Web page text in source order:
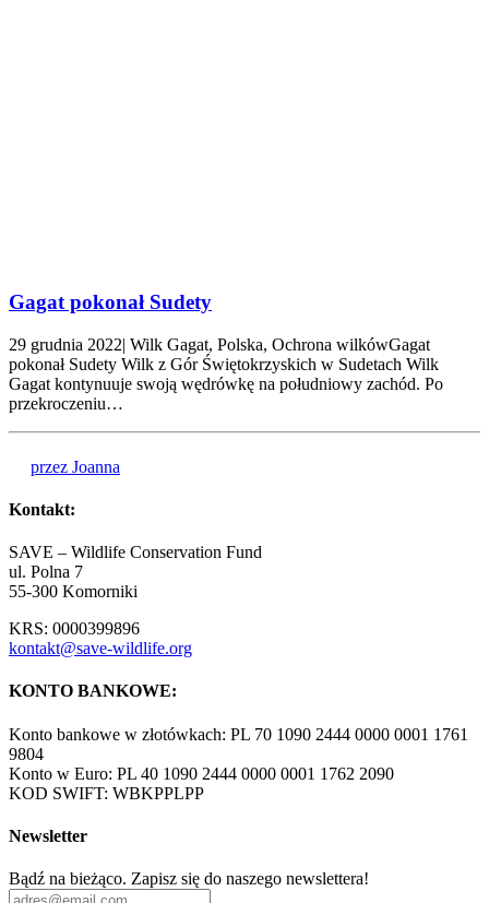
Gagat pokonał Sudety
29 grudnia 2022| Wilk Gagat, Polska, Ochrona wilkówGagat
pokonał Sudety Wilk z Gór Świętokrzyskich w Sudetach Wilk
Gagat kontynuuje swoją wędrówkę na południowy zachód. Po
przekroczeniu…
przez Joanna
Kontakt:
SAVE – Wildlife Conservation Fund
ul. Polna 7
55-300 Komorniki
KRS: 0000399896
kontakt@save-wildlife.org
KONTO BANKOWE:
Konto bankowe w złotówkach: PL 70 1090 2444 0000 0001 1761
9804
Konto w Euro: PL 40 1090 2444 0000 0001 1762 2090
KOD SWIFT: WBKPPLPP
Newsletter
Bądź na bieżąco. Zapisz się do naszego newslettera!